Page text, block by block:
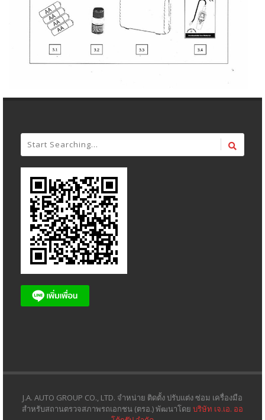
J.A. AUTO GROUP CO., LTD. จำหน่าย ติดตั้ง ปรับแต่ง ซ่อม เครื่องมือ
สำหรับสถานตรวจสภาพรถเอกชน (ตรอ.) พัฒนาโดย บริษัท เจ.เอ. ออ